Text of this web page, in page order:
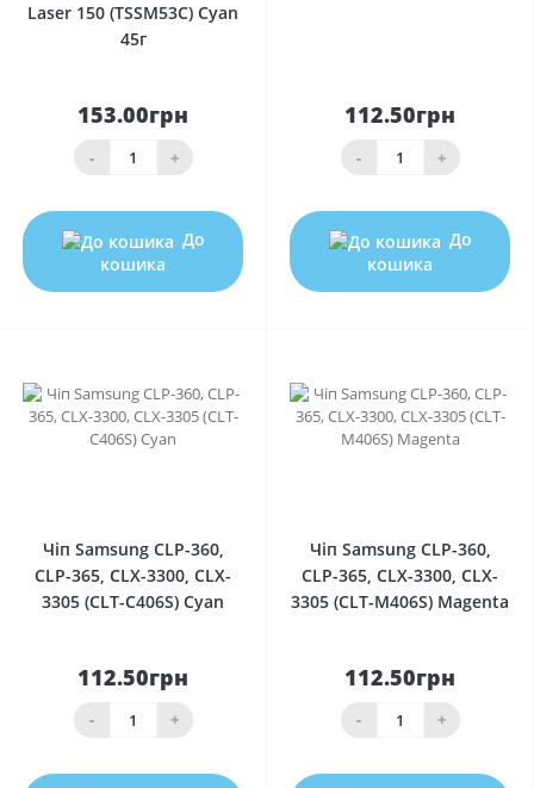
Laser 150 (TSSM53C) Cyan
45г
153.00грн
- +
До
кошика
112.50грн
- +
До
кошика
Чіп Samsung CLP-360,
CLP-365, CLX-3300, CLX-
3305 (CLT-C406S) Cyan
112.50грн
- +
Чіп Samsung CLP-360,
CLP-365, CLX-3300, CLX-
3305 (CLT-M406S) Magenta
112.50грн
- +